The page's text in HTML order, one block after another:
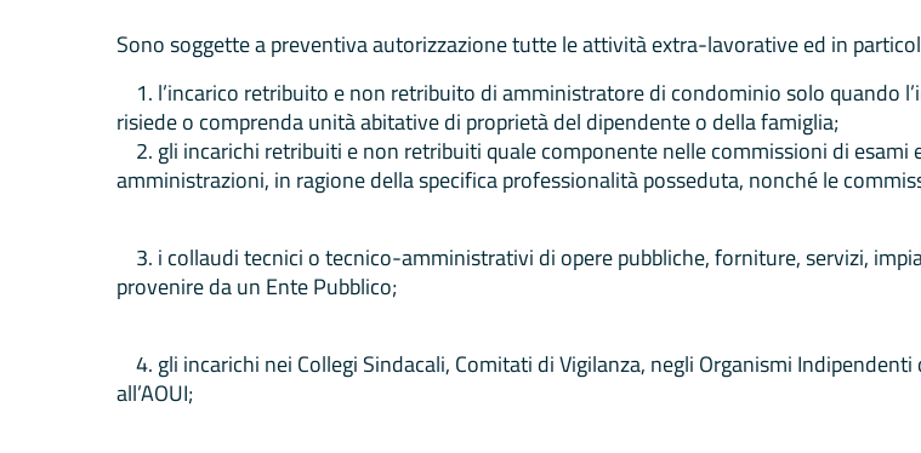
Sono soggette a preventiva autorizzazione tutte le attività extra-lavorative ed in
1. l’incarico retribuito e non retribuito di amministratore di condominio solo quando
risiede o comprenda unità abitative di proprietà del dipendente o della famiglia;
2. gli incarichi retribuiti e non retribuiti quale componente nelle commissioni di esami
amministrazioni, in ragione della specifica professionalità posseduta, nonché le
3. i collaudi tecnici o tecnico-amministrativi di opere pubbliche, forniture, servizi,
provenire da un Ente Pubblico;
4. gli incarichi nei Collegi Sindacali, Comitati di Vigilanza, negli Organismi
all’AOUI;